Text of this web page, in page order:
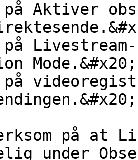
Aktiver
Mode.&#x20;
på at
under